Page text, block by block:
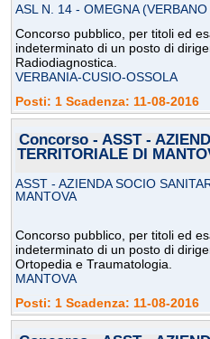
ASL N. 14 - OMEGNA
Concorso pubblico, per titoli ed
indeterminato di un posto di
Radiodiagnostica.
VERBANIA-CUSIO-OSSOLA
Posti: 1 Scadenza: 11-08-2016
Concorso - ASST -
TERRITORIALE DI
ASST - AZIENDA SOCIO
MANTOVA
Concorso pubblico, per titoli ed
indeterminato di un posto di
Ortopedia e Traumatologia.
MANTOVA
Posti: 1 Scadenza: 11-08-2016